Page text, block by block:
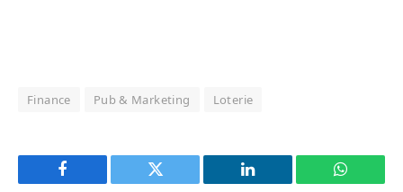
Finance Pub & Marketing Loterie
Facebook Twitter LinkedIn